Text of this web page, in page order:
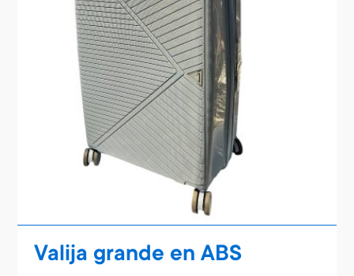
Valija grande en ABS